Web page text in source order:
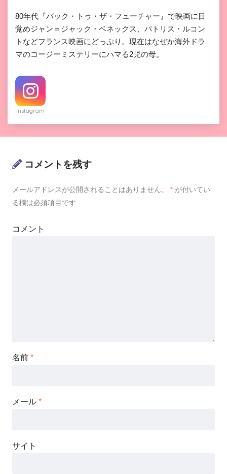
80年代『バック・トゥ・ザ・フューチャー』で映画に目
覚めジャン＝ジャック・ベネックス、パトリス・ルコン
トなどフランス映画にどっぷり。現在はなぜか海外ドラ
マのコージーミステリーにハマる2児の母。
Instagram
コメントを残す
メールアドレスが公開されることはありません。 * が付いてい
る欄は必須項目です
コメント
名前 *
メール *
サイト